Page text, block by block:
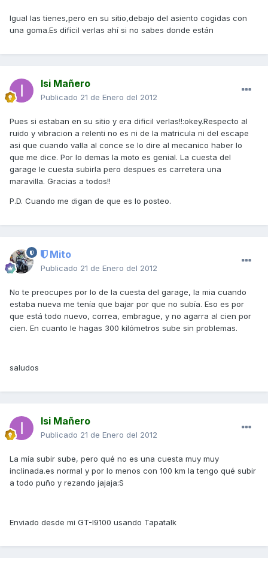
Igual las tienes,pero en su sitio,debajo del asiento cogidas con
una goma.Es difícil verlas ahí si no sabes donde están
Isi Mañero
Publicado 21 de Enero del 2012
Pues si estaban en su sitio y era dificil verlas!!:okey.Respecto al
ruido y vibracion a relenti no es ni de la matricula ni del escape
asi que cuando valla al conce se lo dire al mecanico haber lo
que me dice. Por lo demas la moto es genial. La cuesta del
garage le cuesta subirla pero despues es carretera una
maravilla. Gracias a todos!!
P.D. Cuando me digan de que es lo posteo.
Mito
Publicado 21 de Enero del 2012
No te preocupes por lo de la cuesta del garage, la mia cuando
estaba nueva me tenía que bajar por que no subía. Eso es por
que está todo nuevo, correa, embrague, y no agarra al cien por
cien. En cuanto le hagas 300 kilómetros sube sin problemas.
saludos
Isi Mañero
Publicado 21 de Enero del 2012
La mía subir sube, pero qué no es una cuesta muy muy
inclinada.es normal y por lo menos con 100 km la tengo qué subir
a todo puño y rezando jajaja:S
Enviado desde mi GT-I9100 usando Tapatalk